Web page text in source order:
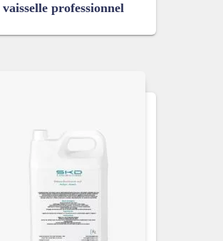
vaisselle professionnel